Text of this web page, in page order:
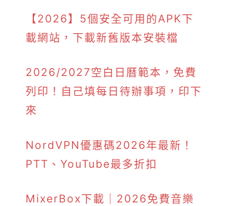
【2026】5個安全可用的APK下
載網站，下載新舊版本安裝檔
2026/2027空白日曆範本，免費
列印！自己填每日待辦事項，印下
來
NordVPN優惠碼2026年最新！
PTT、YouTube最多折扣
MixerBox下載｜2026免費音樂